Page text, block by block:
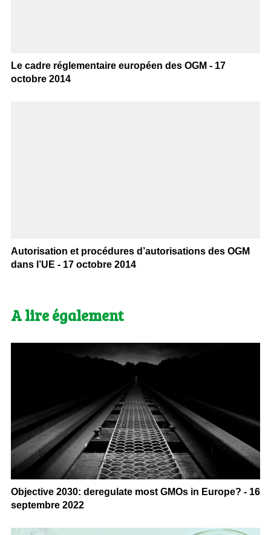
Le cadre réglementaire européen des OGM - 17
octobre 2014
Autorisation et procédures d’autorisations des OGM
dans l’UE - 17 octobre 2014
A lire également
Objective 2030: deregulate most GMOs in Europe? - 16
septembre 2022